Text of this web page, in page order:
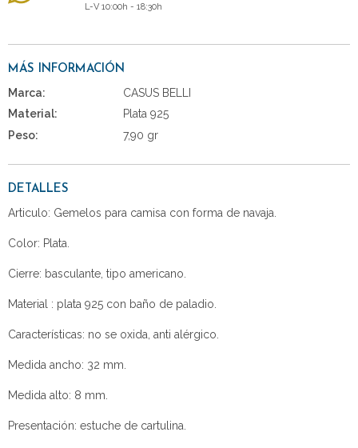
L-V 10:00h - 18:30h
MÁS INFORMACIÓN
Marca:
CASUS BELLI
Material:
Plata 925
Peso:
7,90 gr
DETALLES
Articulo: Gemelos para camisa con forma de navaja.
Color: Plata.
Cierre: basculante, tipo americano.
Material : plata 925 con baño de paladio.
Características: no se oxida, anti alérgico.
Medida ancho: 32 mm.
Medida alto: 8 mm.
Presentación: estuche de cartulina.